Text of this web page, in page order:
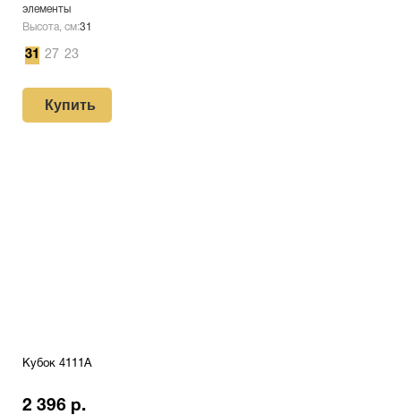
элементы
Высота, см:31
31 27 23
Купить
Кубок 4111A
2 396 р.